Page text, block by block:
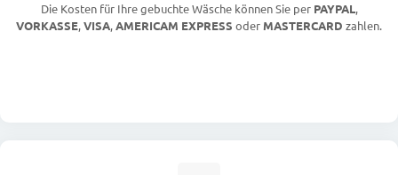
Die Kosten für Ihre gebuchte Wäsche können Sie per PAYPAL,
VORKASSE,VISA,AMERICAM EXPRESS oder MASTERCARD zahlen.